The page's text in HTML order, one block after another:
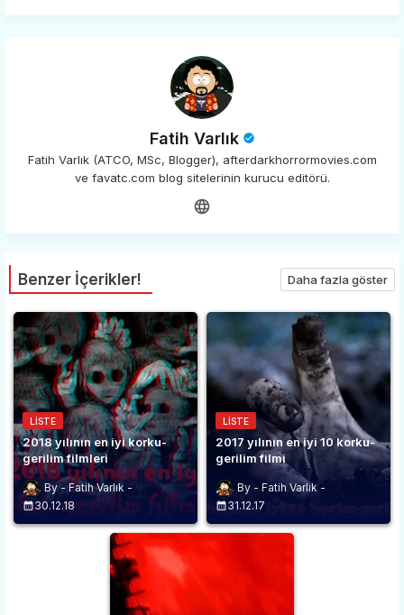
Fatih Varlık
Fatih Varlık (ATCO, MSc, Blogger), afterdarkhorrormovies.com
ve favatc.com blog sitelerinin kurucu editörü.
Benzer İçerikler! Daha fazla göster
LISTE
2018 yılının en iyi korku-
gerilim filmleri
Fatih Varlık
30.12.18
LISTE
2017 yılının en iyi 10 korku-
gerilim filmi
Fatih Varlık
31.12.17